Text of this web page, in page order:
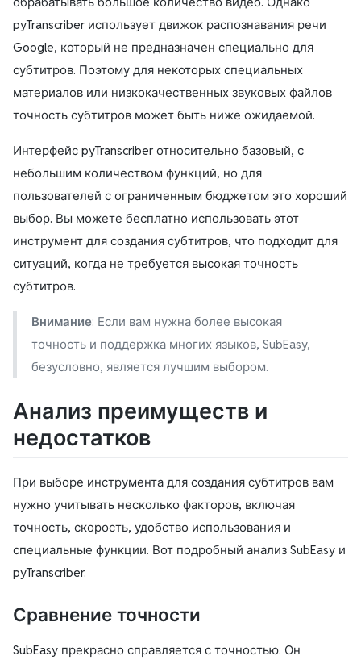
pyTranscriber использует движок распознавания речи
Google, который не предназначен специально для
субтитров. Поэтому для некоторых специальных
материалов или низкокачественных звуковых файлов
точность субтитров может быть ниже ожидаемой.
Интерфейс pyTranscriber относительно базовый, с
небольшим количеством функций, но для
пользователей с ограниченным бюджетом это хороший
выбор. Вы можете бесплатно использовать этот
инструмент для создания субтитров, что подходит для
ситуаций, когда не требуется высокая точность
субтитров.
Внимание: Если вам нужна более высокая
точность и поддержка многих языков, SubEasy,
безусловно, является лучшим выбором.
Анализ преимуществ и
недостатков
При выборе инструмента для создания субтитров вам
нужно учитывать несколько факторов, включая
точность, скорость, удобство использования и
специальные функции. Вот подробный анализ SubEasy и
pyTranscriber.
Сравнение точности
SubEasy прекрасно справляется с точностью. Он